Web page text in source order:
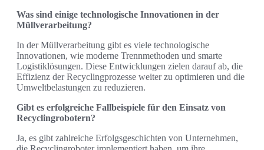
Was sind einige technologische Innovationen in der
Müllverarbeitung?
In der Müllverarbeitung gibt es viele technologische
Innovationen, wie moderne Trennmethoden und smarte
Logistiklösungen. Diese Entwicklungen zielen darauf ab, die
Effizienz der Recyclingprozesse weiter zu optimieren und die
Umweltbelastungen zu reduzieren.
Gibt es erfolgreiche Fallbeispiele für den Einsatz von
Recyclingrobotern?
Ja, es gibt zahlreiche Erfolgsgeschichten von Unternehmen,